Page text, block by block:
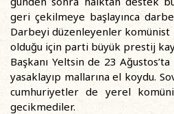
geri çekilmeye başlayınca
Darbeyi düzenleyenler
olduğu için parti büyük prestij
Başkanı Yeltsin de 23
yasaklayıp mallarına el koydu.
cumhuriyetler de yerel
gecikmediler.